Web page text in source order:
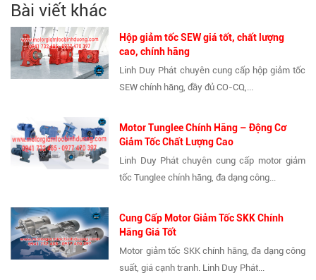
Bài viết khác
Hộp giảm tốc SEW giá tốt, chất lượng
cao, chính hãng
Linh Duy Phát chuyên cung cấp hộp giảm tốc
SEW chính hãng, đầy đủ CO-CQ,...
Motor Tunglee Chính Hãng – Động Cơ
Giảm Tốc Chất Lượng Cao
Linh Duy Phát chuyên cung cấp motor giảm
tốc Tunglee chính hãng, đa dạng công...
Cung Cấp Motor Giảm Tốc SKK Chính
Hãng Giá Tốt
Motor giảm tốc SKK chính hãng, đa dạng công
suất, giá cạnh tranh. Linh Duy Phát...